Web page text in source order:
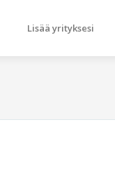
Lisää yrityksesi